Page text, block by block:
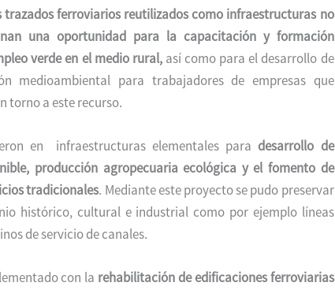
trazados ferroviarios reutilizados como infraestructuras no
una oportunidad para la capacitación y formación
verde en el medio rural,así como para el desarrollo de
medioambiental para trabajadores de empresas que
torno a este recurso.
en infraestructuras elementales para desarrollo de
producción agropecuaria ecológica y el fomento de
tradicionales. Mediante este proyecto se pudo preservar
histórico, cultural e industrial como por ejemplo líneas
de servicio de canales.
con la rehabilitación de edificaciones ferroviarias